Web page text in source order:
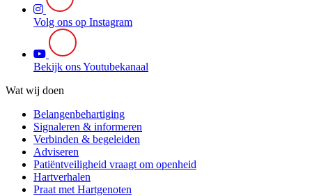
Volg ons op Instagram
Bekijk ons Youtubekanaal
Wat wij doen
Belangenbehartiging
Signaleren & informeren
Verbinden & begeleiden
Adviseren
Patiëntveiligheid vraagt om openheid
Hartverhalen
Praat met Hartgenoten